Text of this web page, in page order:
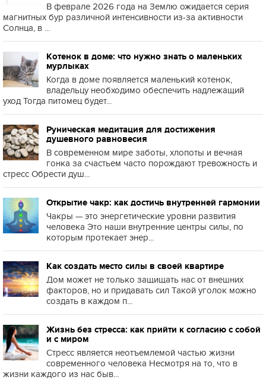
В феврале 2026 года на Землю ожидается серия
магнитных бур различной интенсивности из-за активности
Солнца, в ...
Котенок в доме: что нужно знать о маленьких
мурлыках
Когда в доме появляется маленький котенок,
владельцу необходимо обеспечить надлежащий
уход Тогда питомец будет...
Руническая медитация для достижения
душевного равновесия
В современном мире заботы, хлопоты и вечная
гонка за счастьем часто порождают тревожность и
стресс Обрести душ...
Открытие чакр: как достичь внутренней гармонии
Чакры — это энергетические уровни развития
человека Это наши внутренние центры силы, по
которым протекает энер...
Как создать место силы в своей квартире
Дом может не только защищать нас от внешних
факторов, но и придавать сил Такой уголок можно
создать в каждом п...
Жизнь без стресса: как прийти к согласию с собой
и с миром
Стресс является неотъемлемой частью жизни
современного человека Несмотря на то, что в
жизни каждого из нас быв...